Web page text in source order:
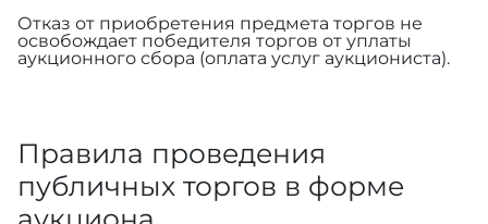
Отказ от приобретения предмета торгов не
освобождает победителя торгов от уплаты
аукционного сбора (оплата услуг аукциониста).
Правила проведения
публичных торгов в форме